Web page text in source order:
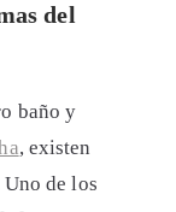
del
baño y
, existen
de los